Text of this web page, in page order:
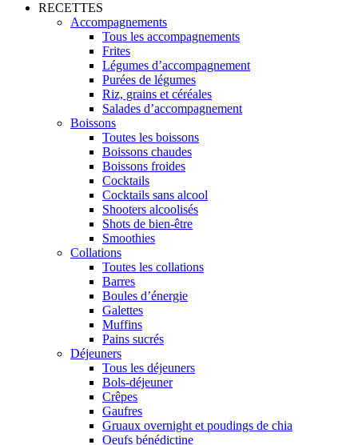
RECETTES
Accompagnements
Tous les accompagnements
Frites
Légumes d’accompagnement
Purées de légumes
Riz, grains et céréales
Salades d’accompagnement
Boissons
Toutes les boissons
Boissons chaudes
Boissons froides
Cocktails
Cocktails sans alcool
Shooters alcoolisés
Shots de bien-être
Smoothies
Collations
Toutes les collations
Barres
Boules d’énergie
Galettes
Muffins
Pains sucrés
Déjeuners
Tous les déjeuners
Bols-déjeuner
Crêpes
Gaufres
Gruaux overnight et poudings de chia
Oeufs bénédictine